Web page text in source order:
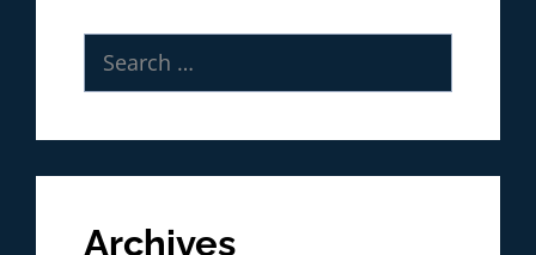
Archives